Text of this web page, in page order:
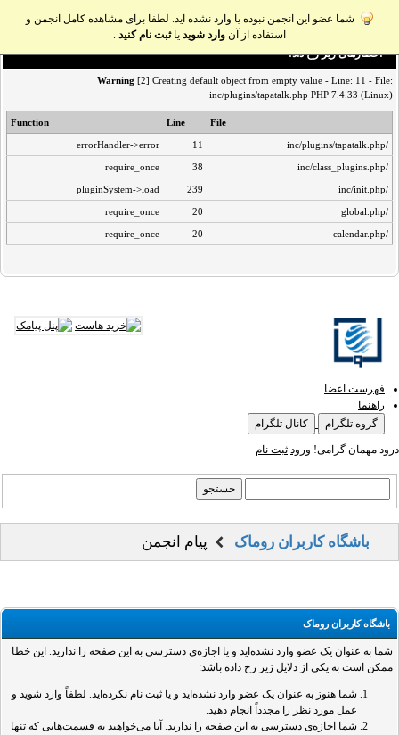
شما عضو این انجمن نبوده یا وارد نشده اید. لطفا برای مشاهده کامل انجمن و
استفاده از آن وارد شوید یاثبت نام کنید .
اخطار‌های زیر رخ داد:
Warning [2] Creating default object from empty value - Line: 11 - File:
inc/plugins/tapatalk.php PHP 7.4.33 (Linux)
File
Line
Function
/inc/plugins/tapatalk.php
11
errorHandler->error
/inc/class_plugins.php
38
require_once
/inc/init.php
239
pluginSystem->load
/global.php
20
require_once
/calendar.php
20
require_once
فهرست اعضا
راهنما
گروه تلگرام
کانال تلگرام
درود مهمان گرامی! ورود ثبت نام
باشگاه کاربران روماک پیام انجمن
باشگاه کاربران روماک
شما به عنوان یک عضو وارد نشده‌اید و یا اجازه‌ی دسترسی به این صفحه را ندارید. این خطا
ممکن است به یکی از دلایل زیر رخ داده باشد:
شما هنوز به عنوان یک عضو وارد نشده‌اید و یا ثبت نام نکرده‌اید. لطفاً وارد شوید و
عمل مورد نظر را مجدداً انجام دهید.
شما اجازه‌ی دسترسی به این صفحه را ندارید. آیا می‌خواهید به قسمت‌هایی که تنها